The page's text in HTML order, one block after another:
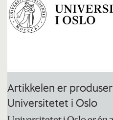
Artikkelen er
Universitetet i Oslo